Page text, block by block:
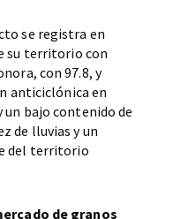
se registra en
su territorio con
con 97.8, y
anticiclónica en
un bajo contenido de
de lluvias y un
del territorio
de granos